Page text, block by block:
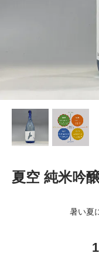
夏空 純米吟
暑い夏